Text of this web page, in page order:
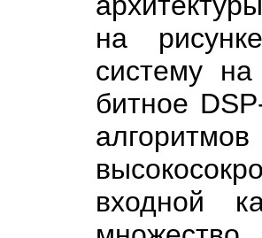
на
систему
битное
входной